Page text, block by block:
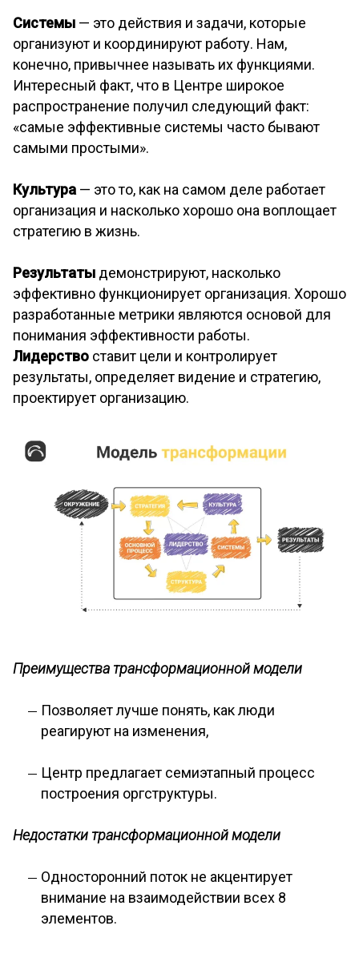
Системы — это действия и задачи, которые
организуют и координируют работу. Нам,
конечно, привычнее называть их функциями.
Интересный факт, что в Центре широкое
распространение получил следующий факт:
«самые эффективные системы часто бывают
самыми простыми».
Культура — это то, как на самом деле работает
организация и насколько хорошо она воплощает
стратегию в жизнь.
Результаты демонстрируют, насколько
эффективно функционирует организация. Хорошо
разработанные метрики являются основой для
понимания эффективности работы.
Лидерство ставит цели и контролирует
результаты, определяет видение и стратегию,
проектирует организацию.
Преимущества трансформационной модели
Позволяет лучше понять, как люди
реагируют на изменения,
Центр предлагает семиэтапный процесс
построения оргструктуры.
Недостатки трансформационной модели
Односторонний поток не акцентирует
внимание на взаимодействии всех 8
элементов.